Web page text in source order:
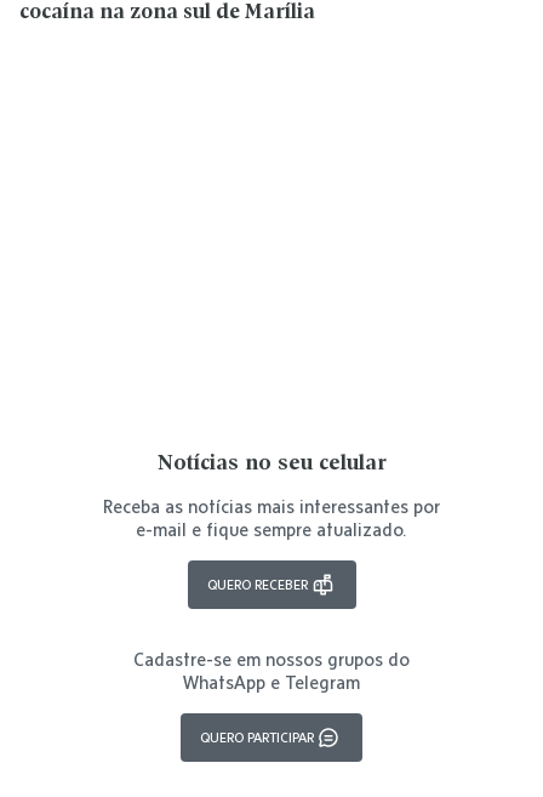
cocaína na zona sul de Marília
Notícias no seu celular
Receba as notícias mais interessantes por
e-mail e fique sempre atualizado.
QUERO RECEBER
Cadastre-se em nossos grupos do
WhatsApp e Telegram
QUERO PARTICIPAR